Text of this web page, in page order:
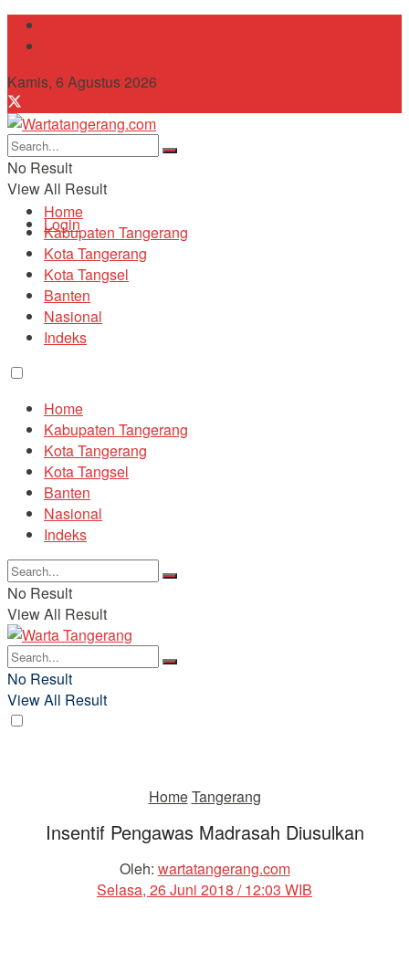
Kamis, 6 Agustus 2026
No Result
View All Result
Login
Home
Kabupaten Tangerang
Kota Tangerang
Kota Tangsel
Banten
Nasional
Indeks
Home
Kabupaten Tangerang
Kota Tangerang
Kota Tangsel
Banten
Nasional
Indeks
No Result
View All Result
No Result
View All Result
HomeTangerang
Insentif Pengawas Madrasah Diusulkan
Oleh: wartatangerang.com
Selasa, 26 Juni 2018 / 12:03 WIB